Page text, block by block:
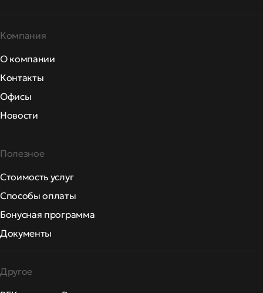
Компания
О компании
Контакты
Офисы
Новости
Полезное
Стоимость услуг
Способы оплаты
Бонусная программа
Документы
Другое